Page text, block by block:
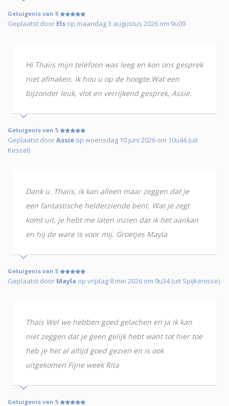
Getuigenis van 5
Geplaatst door Els op maandag 3 augustus 2026 om 9u09
Hi Thaiis mijn telefoon was leeg en kon ons gesprek
niet afmaken. Ik hou u op de hoogte.Wat een
bijzonder leuk, vlot en verrijkend gesprek, Assie.
Getuigenis van 5
Geplaatst doorAssie op woensdag 10 juni 2026 om 10u44 (uit
Kessel)
Dank u. Thaiis, ik kan alleen maar zeggen dat je
een fantastische helderziende bent. Wat je zegt
komt uit, je hebt me laten inzien dat ik het aankan
en hij de ware is voor mij. Groetjes Mayla
Getuigenis van 5
Geplaatst door Mayla op vrijdag 8 mei 2026 om 9u34 (uit Spijkenisse)
Thais Wel we hebben goed gelachen en ja ik kan
niet zeggen dat je geen gelijk hebt want tot hier toe
heb je het al altijd goed gezien en is ook
uitgekomen Fijne week Rita
Getuigenis van 5